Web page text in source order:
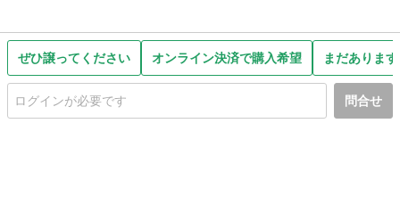
ぜひ譲ってください オンライン決済で購入希望 まだありま
問合せ